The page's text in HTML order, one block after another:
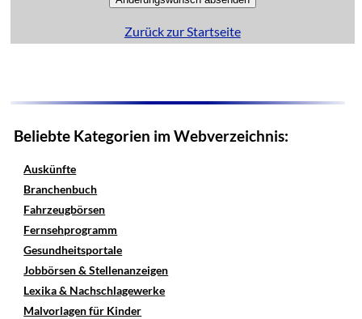
Zurück zur Startseite
Beliebte Kategorien im Webverzeichnis:
Auskünfte
Branchenbuch
Fahrzeugbörsen
Fernsehprogramm
Gesundheitsportale
Jobbörsen & Stellenanzeigen
Lexika & Nachschlagewerke
Malvorlagen für Kinder